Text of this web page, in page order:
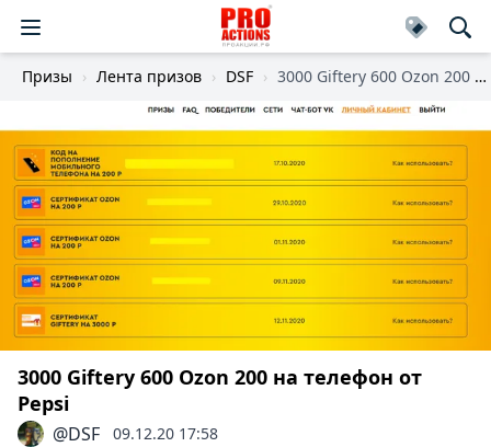
Призы Лента призов DSF 3000 Giftery 600 Ozon 200 на телефон
3000 Giftery 600 Ozon 200 на телефон от
Pepsi
@DSF 09.12.20 17:58